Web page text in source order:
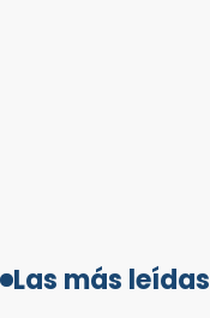
Las más leídas